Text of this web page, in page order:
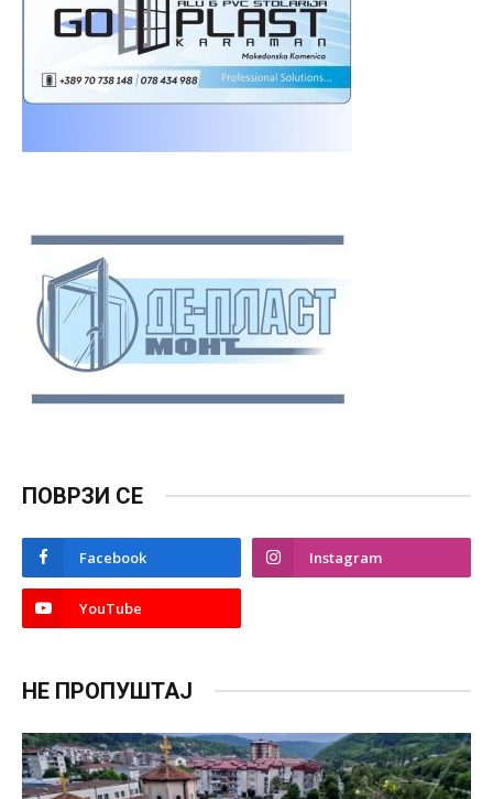
ПОВРЗИ СЕ
Facebook Instagram
YouTube
НЕ ПРОПУШТАЈ